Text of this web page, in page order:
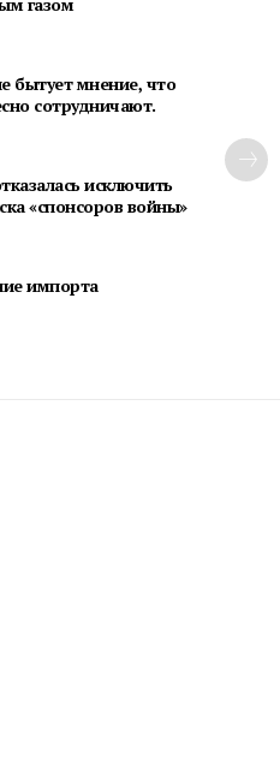
бытует мнение, что
сотрудничают.
исключить
«спонсоров войны»
импорта